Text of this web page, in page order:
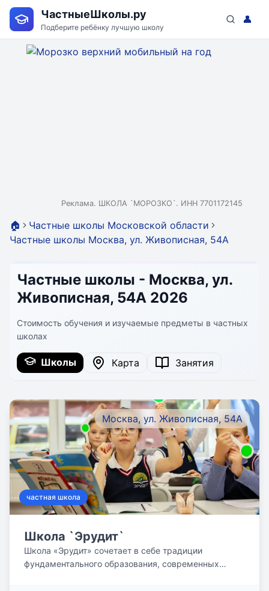
ЧастныеШколы.ру
Подберите ребёнку лучшую школу
👤
Реклама. ШКОЛА `МОРОЗКО`. ИНН 7701172145
🏠
Частные школы Московской области
Частные школы Москва, ул. Живописная, 54А
Частные школы - Москва, ул.
Живописная, 54А 2026
Стоимость обучения и изучаемые предметы в частных
школах
Школы Карта Занятия
Москва, ул. Живописная, 54А
частная школа
Школа `Эрудит`
Школа «Эрудит» сочетает в себе традиции
фундаментального образования, современных